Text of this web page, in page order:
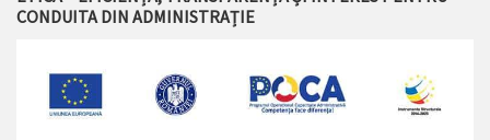
CONDUITA DIN ADMINISTRAȚIE